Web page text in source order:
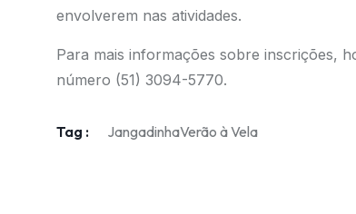
envolverem nas atividades.
Para mais informações sobre inscrições,
número (51) 3094-5770.
Tag : JangadinhaVerão à Vela